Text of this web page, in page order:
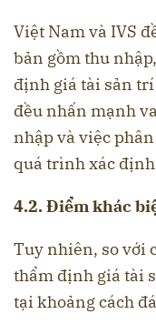
Việt Nam và IVS
bản gồm thu
định giá tài sản
đều nhấn mạnh
nhập và việc
quá trình xác
4.2. Điểm khác
Tuy nhiên, so với
thẩm định giá tài
tại khoảng cách